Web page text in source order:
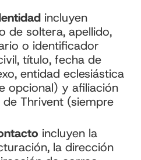
incluyen
de soltera, apellido,
o identificador
título, fecha de
entidad eclesiástica
opcional) y afiliación
Thrivent (siempre
incluyen la
la dirección